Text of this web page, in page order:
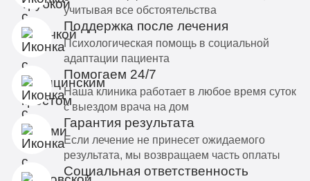
учитывая все обстоятельства
Поддержка после лечения
Психологическая помощь в социальной
адаптации пациента
Помогаем 24/7
Наша клиника работает в любое время суток
с выездом врача на дом
Гарантия результата
Если лечение не принесет ожидаемого
результата, мы возвращаем часть оплаты
Социальная ответственность